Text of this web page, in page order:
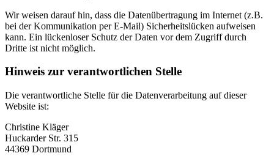
Wir weisen darauf hin, dass die Datenübertragung im Internet (z.B.
bei der Kommunikation per E-Mail) Sicherheitslücken aufweisen
kann. Ein lückenloser Schutz der Daten vor dem Zugriff durch
Dritte ist nicht möglich.
Hinweis zur verantwortlichen Stelle
Die verantwortliche Stelle für die Datenverarbeitung auf dieser
Website ist:
Christine Kläger
Huckarder Str. 315
44369 Dortmund